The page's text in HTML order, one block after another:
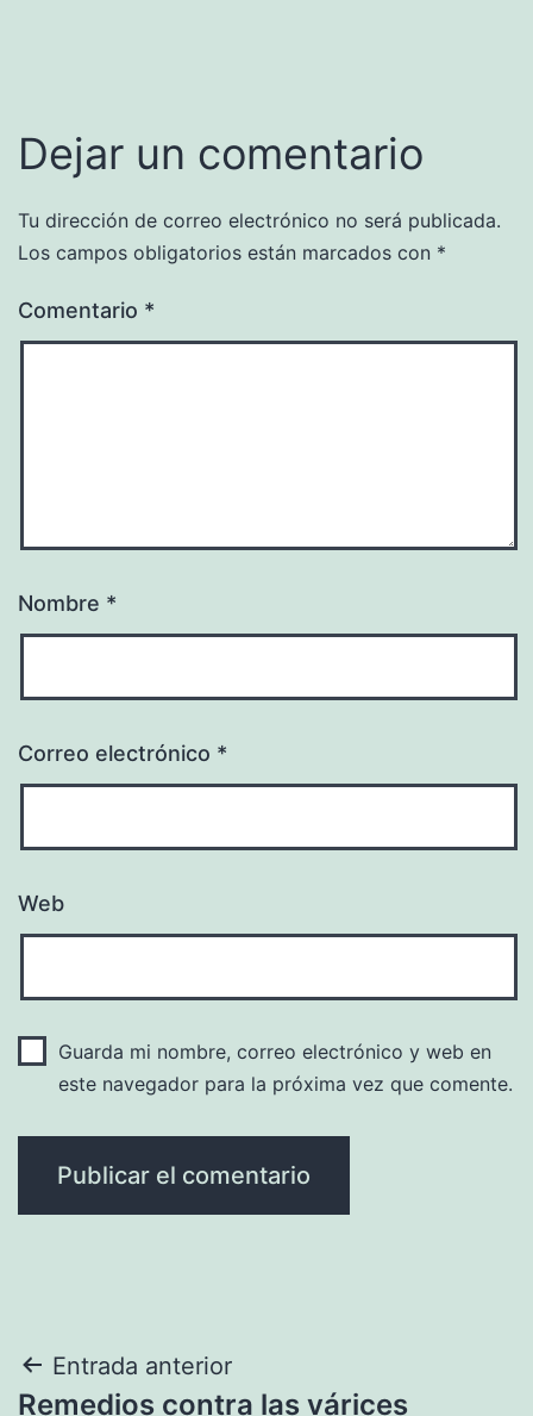
Dejar un comentario
Tu dirección de correo electrónico no será publicada.
Los campos obligatorios están marcados con *
Comentario *
Nombre *
Correo electrónico *
Web
Guarda mi nombre, correo electrónico y web en
este navegador para la próxima vez que comente.
Navegación
Entrada anterior
Remedios contra las várices